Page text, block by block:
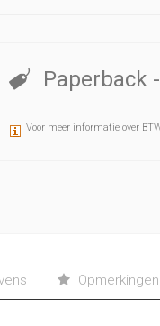
avec la vérité.
cherche
Paperback
Voor meer informatie over
Opmerkingen